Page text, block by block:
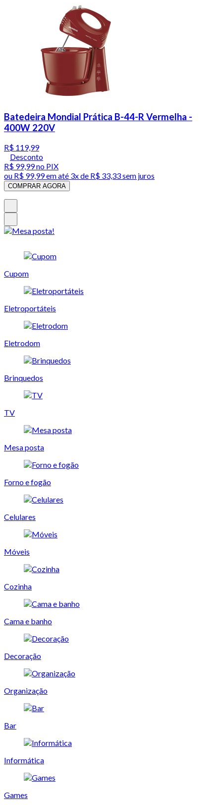
Batedeira Mondial Prática B-44-R Vermelha -
400W 220V
R$ 119,99
Desconto
R$ 99,99no PIX
ou R$ 99,99em até 3x de R$ 33,33 sem juros
COMPRAR AGORA
Cupom
Eletroportáteis
Eletrodom
Brinquedos
TV
Mesa posta
Forno e fogão
Celulares
Móveis
Cozinha
Cama e banho
Decoração
Organização
Bar
Informática
Games